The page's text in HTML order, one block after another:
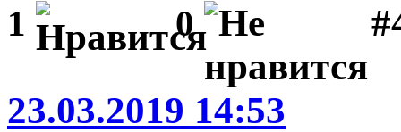
1 0
23.03.2019 14:53